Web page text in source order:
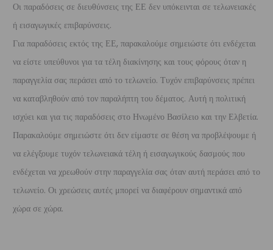
Οι παραδόσεις σε διευθύνσεις της ΕΕ δεν υπόκεινται σε τελωνειακές
ή εισαγωγικές επιβαρύνσεις.
Για παραδόσεις εκτός της ΕΕ, παρακαλούμε σημειώστε ότι ενδέχεται
να είστε υπεύθυνοι για τα τέλη διακίνησης και τους φόρους όταν η
παραγγελία σας περάσει από το τελωνείο. Τυχόν επιβαρύνσεις πρέπει
να καταβληθούν από τον παραλήπτη του δέματος. Αυτή η πολιτική
ισχύει και για τις παραδόσεις στο Ηνωμένο Βασίλειο και την Ελβετία.
Παρακαλούμε σημειώστε ότι δεν είμαστε σε θέση να προβλέψουμε ή
να ελέγξουμε τυχόν τελωνειακά τέλη ή εισαγωγικούς δασμούς που
ενδέχεται να χρεωθούν στην παραγγελία σας όταν αυτή περάσει από το
τελωνείο. Οι χρεώσεις αυτές μπορεί να διαφέρουν σημαντικά από
χώρα σε χώρα.